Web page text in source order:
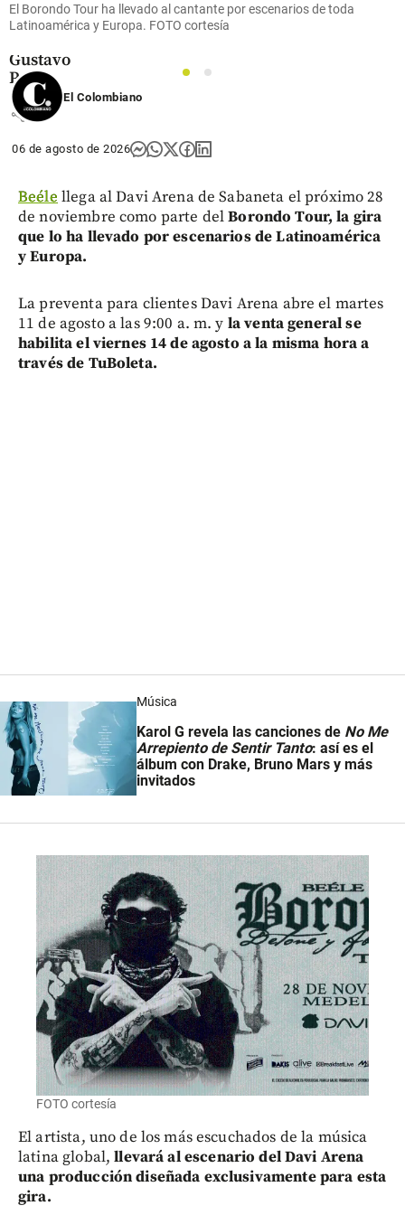
corrupto:
el legado
Gustavo
Petro
share
El Borondo Tour ha llevado al cantante por escenarios de toda
Latinoamérica y Europa. FOTO cortesía
1
2
El Colombiano
06 de agosto de 2026
Beéle llega al Davi Arena de Sabaneta el próximo 28
de noviembre como parte delBorondo Tour, la gira
que lo ha llevado por escenarios de Latinoamérica
y Europa.
La preventa para clientes Davi Arena abre el martes
11 de agosto a las 9:00 a. m. y la venta general se
habilita el viernes 14 de agosto a la misma hora a
través de TuBoleta.
Música
Karol G revela las canciones de No Me
Arrepiento de Sentir Tanto: así es el
álbum con Drake, Bruno Mars y más
invitados
FOTO cortesía
El artista, uno de los más escuchados de la música
latina global,llevará al escenario del Davi Arena
una producción diseñada exclusivamente para esta
gira.